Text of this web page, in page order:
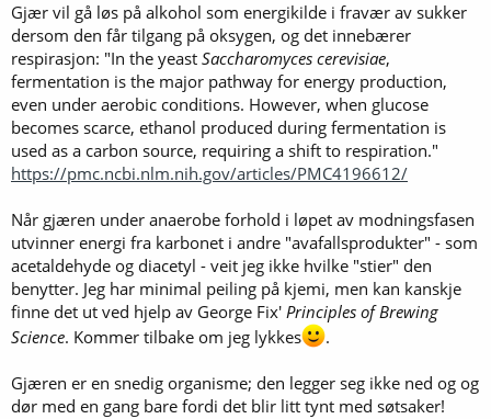
Gjær vil gå løs på alkohol som energikilde i fravær av sukker
dersom den får tilgang på oksygen, og det innebærer
respirasjon: "In the yeast Saccharomyces cerevisiae,
fermentation is the major pathway for energy production,
even under aerobic conditions. However, when glucose
becomes scarce, ethanol produced during fermentation is
used as a carbon source, requiring a shift to respiration."
https://pmc.ncbi.nlm.nih.gov/articles/PMC4196612/
Når gjæren under anaerobe forhold i løpet av modningsfasen
utvinner energi fra karbonet i andre "avafallsprodukter" - som
acetaldehyde og diacetyl - veit jeg ikke hvilke "stier" den
benytter. Jeg har minimal peiling på kjemi, men kan kanskje
finne det ut ved hjelp av George Fix' Principles of Brewing
Science. Kommer tilbake om jeg lykkes .
Gjæren er en snedig organisme; den legger seg ikke ned og og
dør med en gang bare fordi det blir litt tynt med søtsaker!